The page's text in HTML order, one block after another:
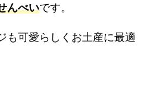
んべいです。
も可愛らしくお土産に最適